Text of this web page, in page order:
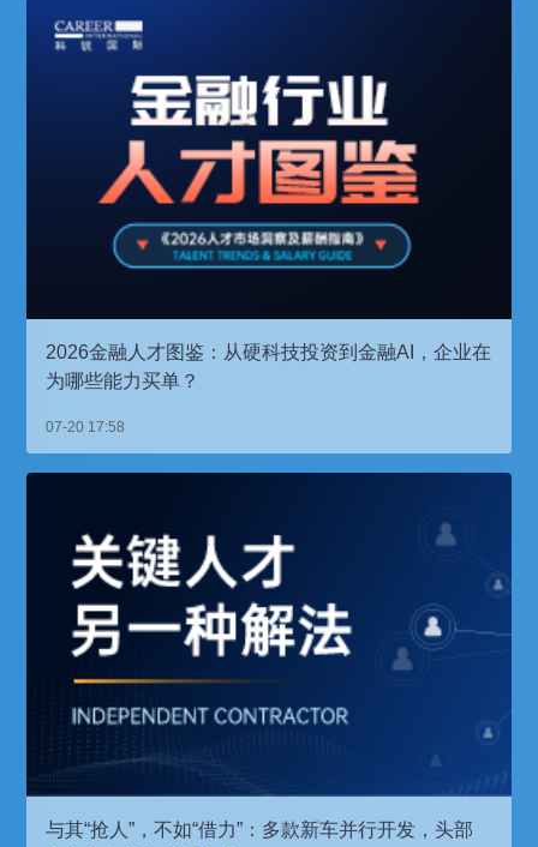
2026金融人才图鉴：从硬科技投资到金融AI，企业在
为哪些能力买单？
07-20 17:58
与其“抢人”，不如“借力”：多款新车并行开发，头部